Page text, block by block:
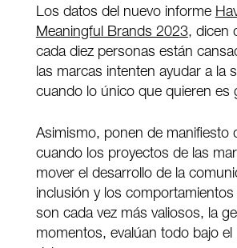
Los datos del nuevo informe
Meaningful Brands 2023, dicen
cada diez personas están
las marcas intenten ayudar a la
cuando lo único que quieren es
Asimismo, ponen de manifiesto
cuando los proyectos de las
mover el desarrollo de la
inclusión y los comportamientos
son cada vez más valiosos, la
momentos, evalúan todo bajo el